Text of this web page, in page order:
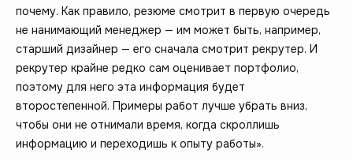
почему. Как правило, резюме смотрит в первую очередь
не нанимающий менеджер — им может быть, например,
старший дизайнер — его сначала смотрит рекрутер. И
рекрутер крайне редко сам оценивает портфолио,
поэтому для него эта информация будет
второстепенной. Примеры работ лучше убрать вниз,
чтобы они не отнимали время, когда скроллишь
информацию и переходишь к опыту работы».